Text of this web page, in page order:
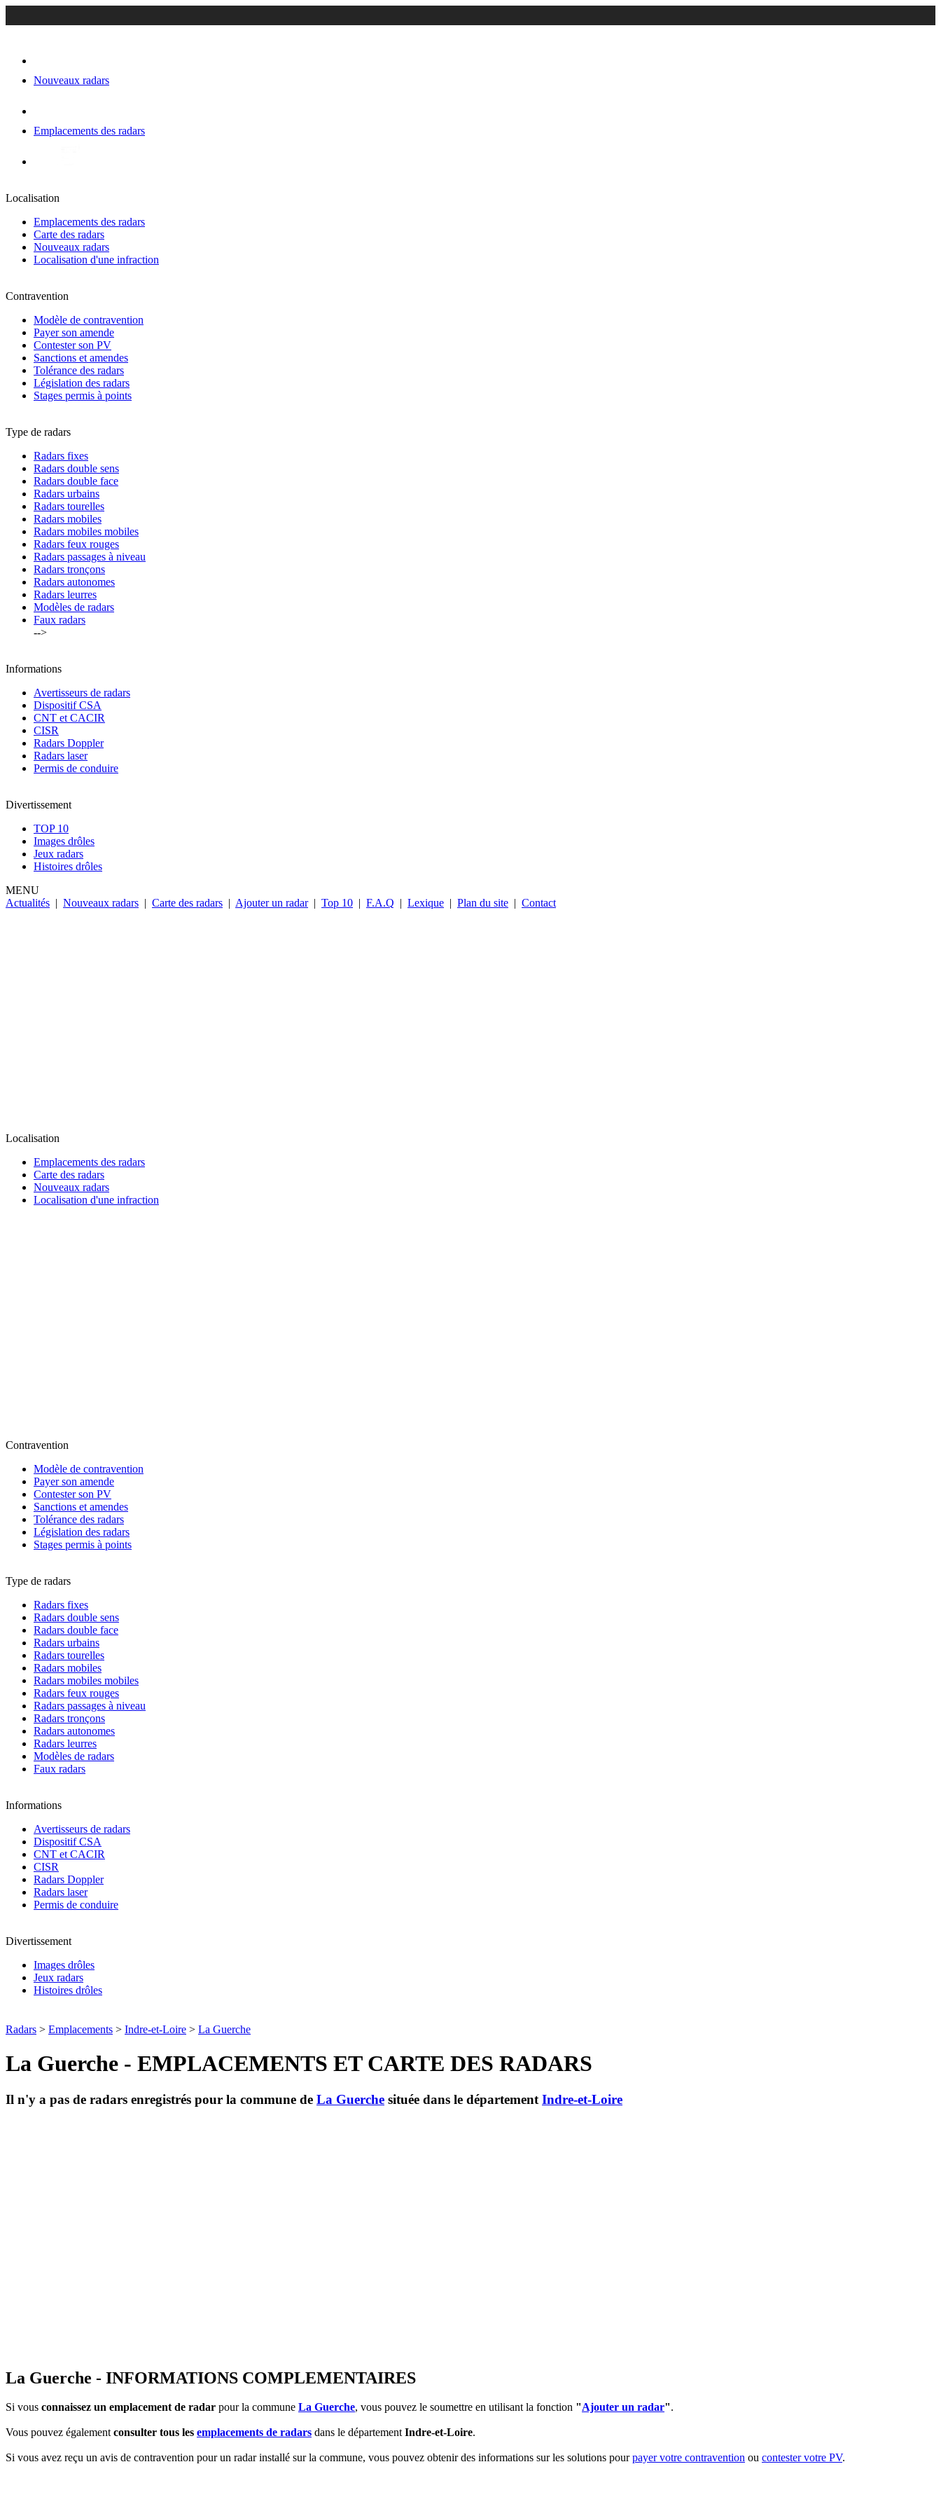
Nouveaux radars
Emplacements des radars
Localisation
Emplacements des radars
Carte des radars
Nouveaux radars
Localisation d'une infraction
Contravention
Modèle de contravention
Payer son amende
Contester son PV
Sanctions et amendes
Tolérance des radars
Législation des radars
Stages permis à points
Type de radars
Radars fixes
Radars double sens
Radars double face
Radars urbains
Radars tourelles
Radars mobiles
Radars mobiles mobiles
Radars feux rouges
Radars passages à niveau
Radars tronçons
Radars autonomes
Radars leurres
Modèles de radars
Faux radars
-->
Informations
Avertisseurs de radars
Dispositif CSA
CNT et CACIR
CISR
Radars Doppler
Radars laser
Permis de conduire
Divertissement
TOP 10
Images drôles
Jeux radars
Histoires drôles
MENU
Actualités | Nouveaux radars | Carte des radars | Ajouter un radar | Top 10 | F.A.Q | Lexique | Plan du site | Contact
Localisation
Emplacements des radars
Carte des radars
Nouveaux radars
Localisation d'une infraction
Contravention
Modèle de contravention
Payer son amende
Contester son PV
Sanctions et amendes
Tolérance des radars
Législation des radars
Stages permis à points
Type de radars
Radars fixes
Radars double sens
Radars double face
Radars urbains
Radars tourelles
Radars mobiles
Radars mobiles mobiles
Radars feux rouges
Radars passages à niveau
Radars tronçons
Radars autonomes
Radars leurres
Modèles de radars
Faux radars
Informations
Avertisseurs de radars
Dispositif CSA
CNT et CACIR
CISR
Radars Doppler
Radars laser
Permis de conduire
Divertissement
Images drôles
Jeux radars
Histoires drôles
Radars > Emplacements > Indre-et-Loire > La Guerche
La Guerche - EMPLACEMENTS ET CARTE DES RADARS
Il n'y a pas de radars enregistrés pour la commune de La Guerche située dans le département Indre-et-Loire
La Guerche - INFORMATIONS COMPLEMENTAIRES
Si vous connaissez un emplacement de radar pour la commune La Guerche, vous pouvez le soumettre en utilisant la fonction "Ajouter un radar".
Vous pouvez égalementconsulter tous les emplacements de radars dans le départementIndre-et-Loire.
Si vous avez reçu un avis de contravention pour un radar installé sur la commune, vous pouvez obtenir des informations sur les solutions pourpayer votre contravention ou contester votre PV.